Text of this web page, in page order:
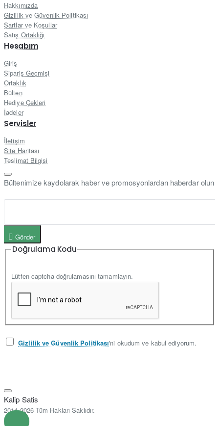
Hakkımızda
Gizlilik ve Güvenlik Politikası
Şartlar ve Koşullar
Satış Ortaklığı
Hesabım
Giriş
Sipariş Geçmişi
Ortaklık
Bülten
Hediye Çekleri
İadeler
Servisler
İletişim
Site Haritası
Teslimat Bilgisi
Bültenimize kaydolarak haber ve promosyonlardan haberdar olun
Gönder
Doğrulama Kodu
Lütfen captcha doğrulamasını tamamlayın.
Gizlilik ve Güvenlik Politikası'ni okudum ve kabul ediyorum.
Kalip Satis
2014-2026 Tüm Hakları Saklıdır.